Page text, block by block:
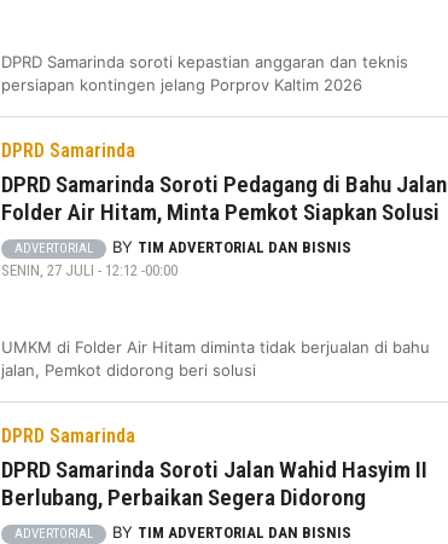
DPRD Samarinda soroti kepastian anggaran dan teknis
persiapan kontingen jelang Porprov Kaltim 2026
DPRD Samarinda
DPRD Samarinda Soroti Pedagang di Bahu Jalan
Folder Air Hitam, Minta Pemkot Siapkan Solusi
ADVERTORIAL BY TIM ADVERTORIAL DAN BISNIS
SENIN, 27 JULI - 12:12 -00:00
UMKM di Folder Air Hitam diminta tidak berjualan di bahu
jalan, Pemkot didorong beri solusi
DPRD Samarinda
DPRD Samarinda Soroti Jalan Wahid Hasyim II
Berlubang, Perbaikan Segera Didorong
ADVERTORIAL BY TIM ADVERTORIAL DAN BISNIS